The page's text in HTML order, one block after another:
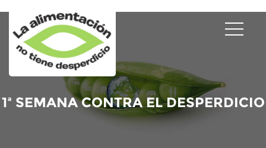
1ª SEMANA CONTRA EL DESPERDICIO